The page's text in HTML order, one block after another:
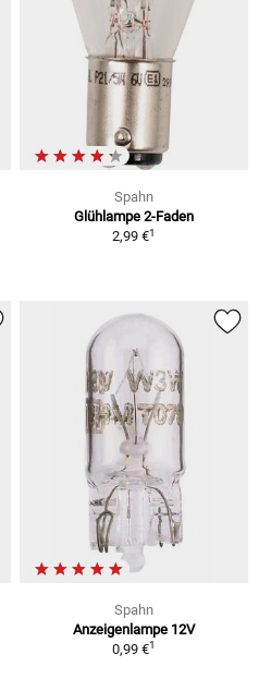
Spahn
Glühlampe 2-Faden
2,99 €1
Spahn
Anzeigenlampe 12V
0,99 €1